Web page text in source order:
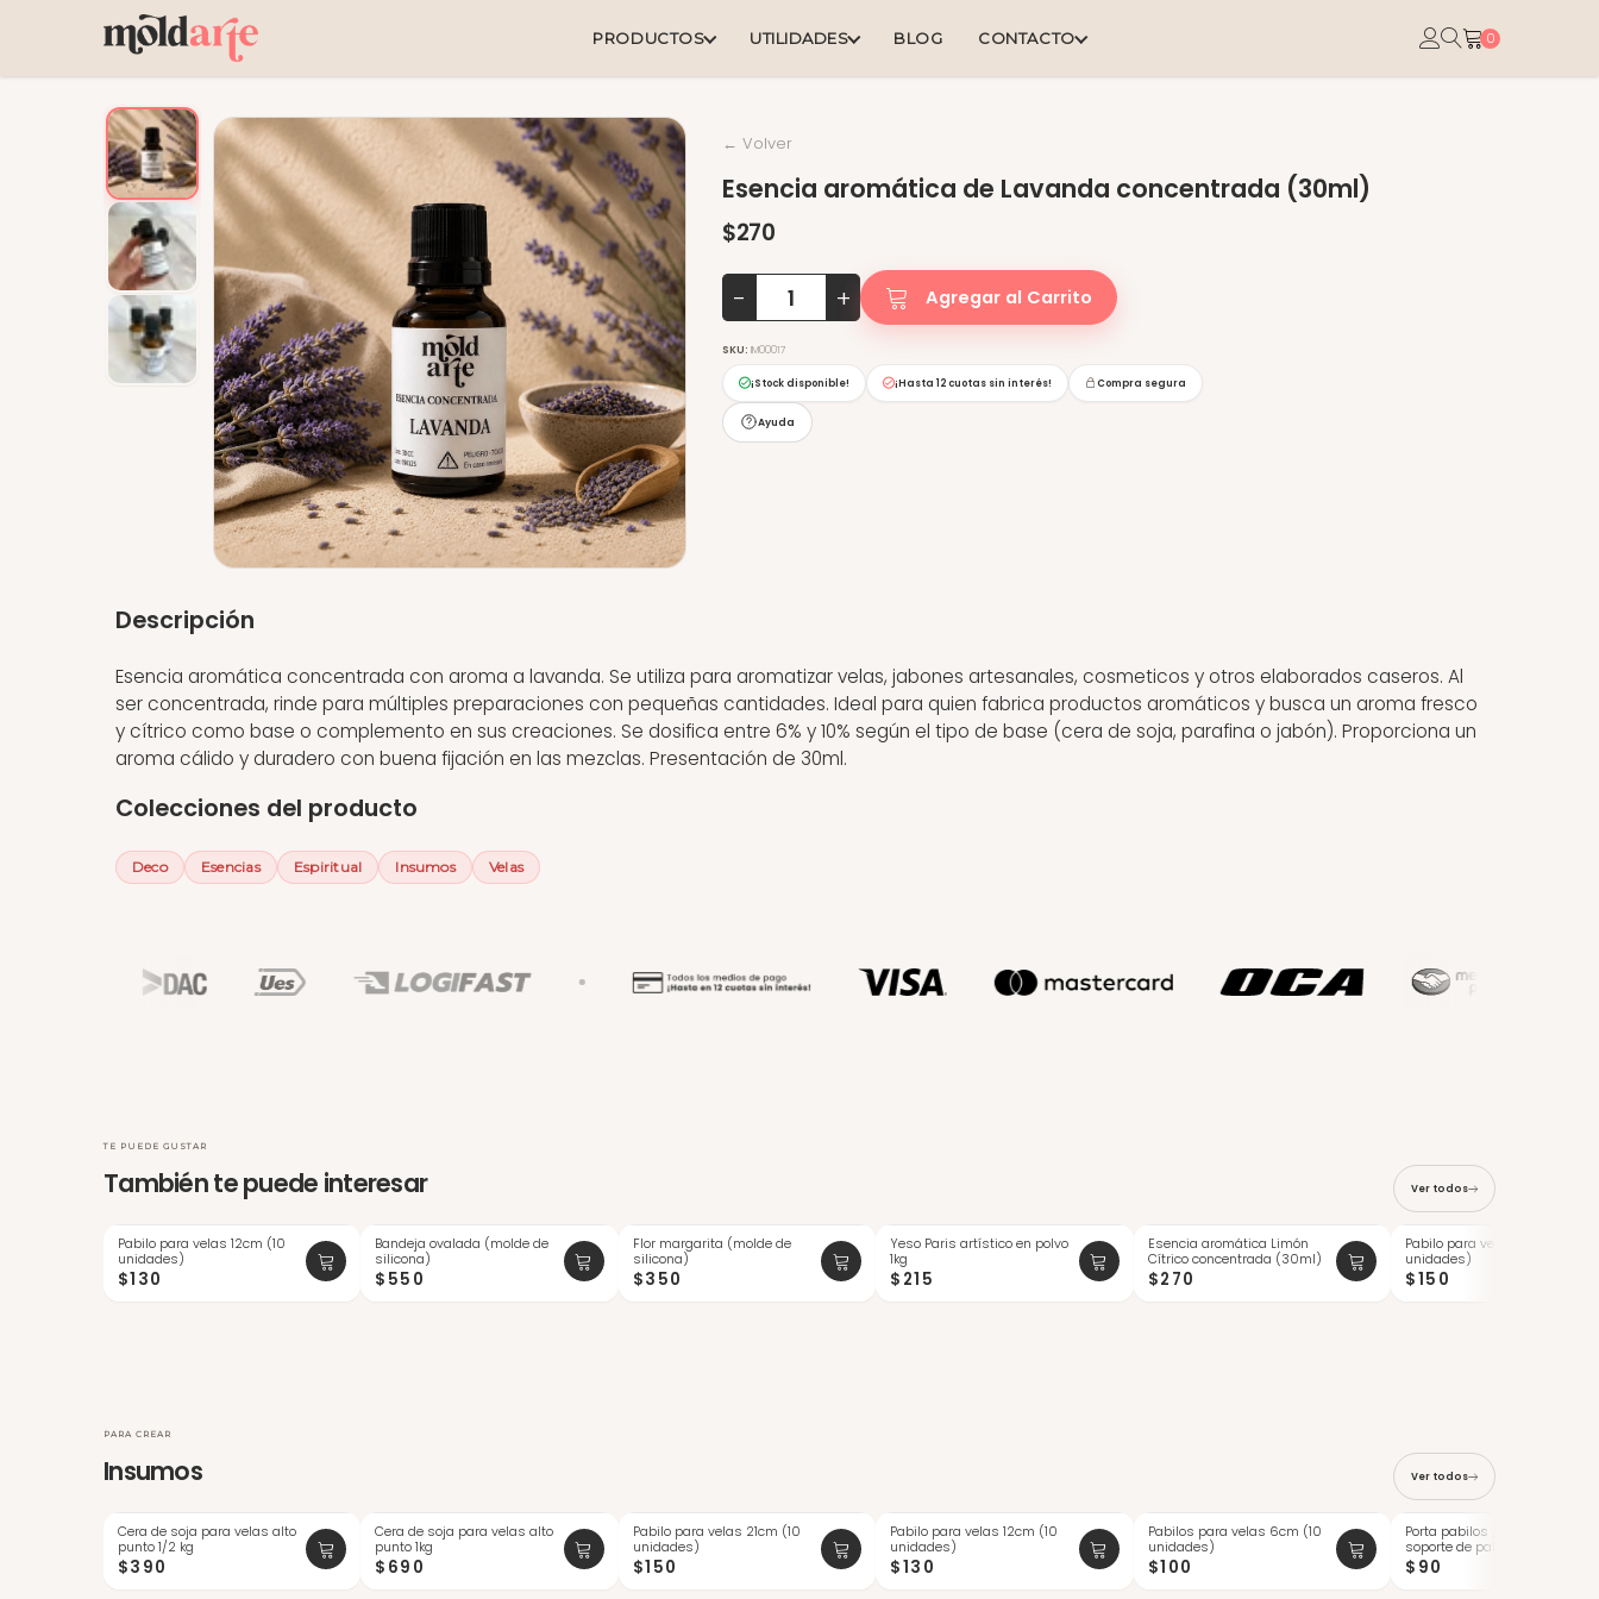
PRODUCTOS UTILIDADES BLOG CONTACTO 0
← Volver
Esencia aromática de Lavanda concentrada (30ml)
$270
- + Agregar al Carrito
SKU: IM00017
¡Stock disponible! ¡Hasta 12 cuotas sin interés! Compra segura
Ayuda
Descripción
Esencia aromática concentrada con aroma a lavanda. Se utiliza para aromatizar velas, jabones artesanales, cosmeticos y otros elaborados caseros. Al
ser concentrada, rinde para múltiples preparaciones con pequeñas cantidades. Ideal para quien fabrica productos aromáticos y busca un aroma fresco
y cítrico como base o complemento en sus creaciones. Se dosifica entre 6% y 10% según el tipo de base (cera de soja, parafina o jabón). Proporciona un
aroma cálido y duradero con buena fijación en las mezclas. Presentación de 30ml.
Colecciones del producto
Deco Esencias Espiritual Insumos Velas
TE PUEDE GUSTAR
También te puede interesar Ver todos
ÚLTIMAS
Pabilo para velas 12cm (10
unidades)
$130
Bandeja ovalada (molde de
silicona)
$550
Flor margarita (molde de
silicona)
$350
Yeso Paris artístico en polvo
1kg
$215
Esencia aromática Limón
Cítrico concentrada (30ml)
$270
Pabilo para velas 21cm (10
unidades)
$150
PARA CREAR
Insumos Ver todos
Cera de soja para velas alto
punto 1/2 kg
$390
ÚLTIMAS
Cera de soja para velas alto
punto 1kg
$690
Pabilo para velas 21cm (10
unidades)
$150
ÚLTIMAS
Pabilo para velas 12cm (10
unidades)
$130
Pabilos para velas 6cm (10
unidades)
$100
Porta pabilos / sujetador /
soporte de pabilos de
madera ...
$90